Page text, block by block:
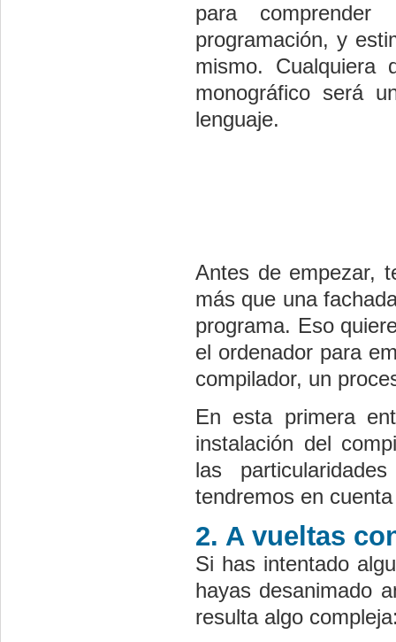
para
programación, y
mismo.
monográfico será
lenguaje.
Antes de empezar,
más que una
programa. Eso
el ordenador para
compilador, un
En esta primera
instalación del
las
tendremos en
2. A vueltas
Si has intentado
hayas desanimado
resulta algo